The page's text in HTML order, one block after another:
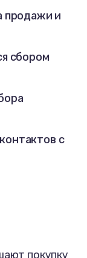
продажи и
сбором
с
покупку